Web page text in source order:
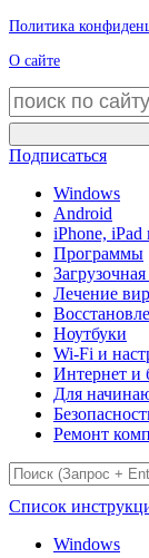
Политика
О сайте
Подписаться
Windows
Android
iPhone, iPad
Программы
Лечение
Ноутбуки
Wi-Fi и
Интернет и
Для
Ремонт
Список
Windows